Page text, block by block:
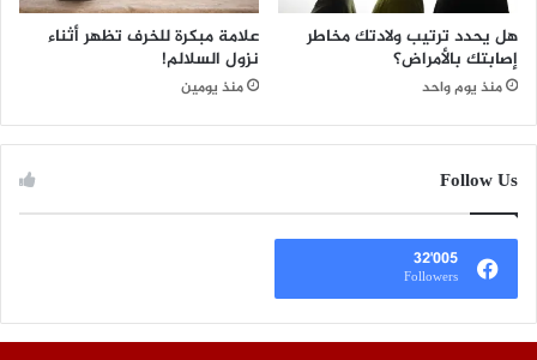
هل يحدد ترتيب ولادتك مخاطر
إصابتك بالأمراض؟
منذ يوم واحد
علامة مبكرة للخرف تظهر أثناء
نزول السلالم!
منذ يومين
Follow Us
32٬005
Followers